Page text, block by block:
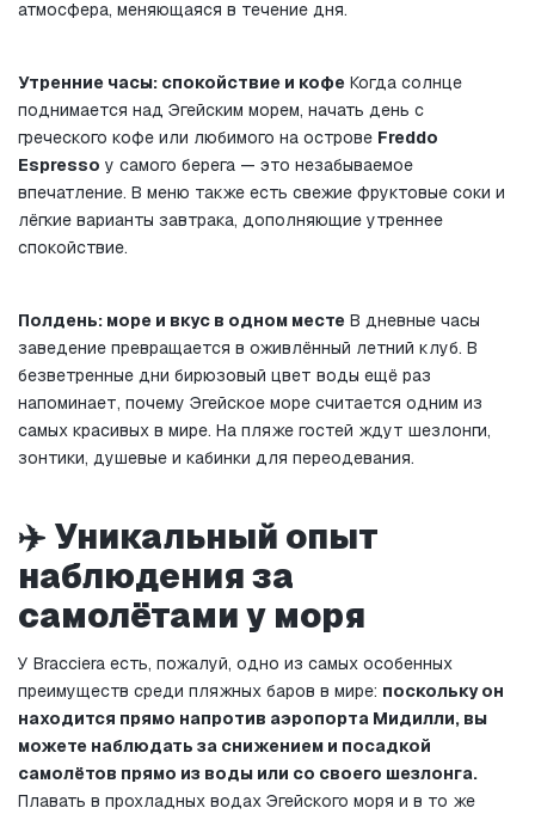
атмосфера, меняющаяся в течение дня.
Утренние часы: спокойствие и кофе Когда солнце
поднимается над Эгейским морем, начать день с
греческого кофе или любимого на острове Freddo
Espresso у самого берега — это незабываемое
впечатление. В меню также есть свежие фруктовые соки и
лёгкие варианты завтрака, дополняющие утреннее
спокойствие.
Полдень: море и вкус в одном месте В дневные часы
заведение превращается в оживлённый летний клуб. В
безветренные дни бирюзовый цвет воды ещё раз
напоминает, почему Эгейское море считается одним из
самых красивых в мире. На пляже гостей ждут шезлонги,
зонтики, душевые и кабинки для переодевания.
✈️ Уникальный опыт
наблюдения за
самолётами у моря
У Bracciera есть, пожалуй, одно из самых особенных
преимуществ среди пляжных баров в мире: поскольку он
находится прямо напротив аэропорта Мидилли, вы
можете наблюдать за снижением и посадкой
самолётов прямо из воды или со своего шезлонга.
Плавать в прохладных водах Эгейского моря и в то же